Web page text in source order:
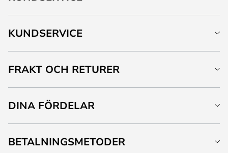
KUNDSERVICE
FRAKT OCH RETURER
DINA FÖRDELAR
BETALNINGSMETODER